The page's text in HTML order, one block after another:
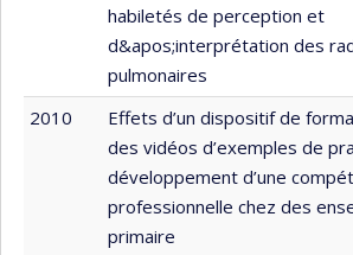
habiletés de perception et
d&apos;interprétation des
pulmonaires
2010
Effets d’un dispositif de
des vidéos d’exemples de
développement d’une
professionnelle chez des
primaire